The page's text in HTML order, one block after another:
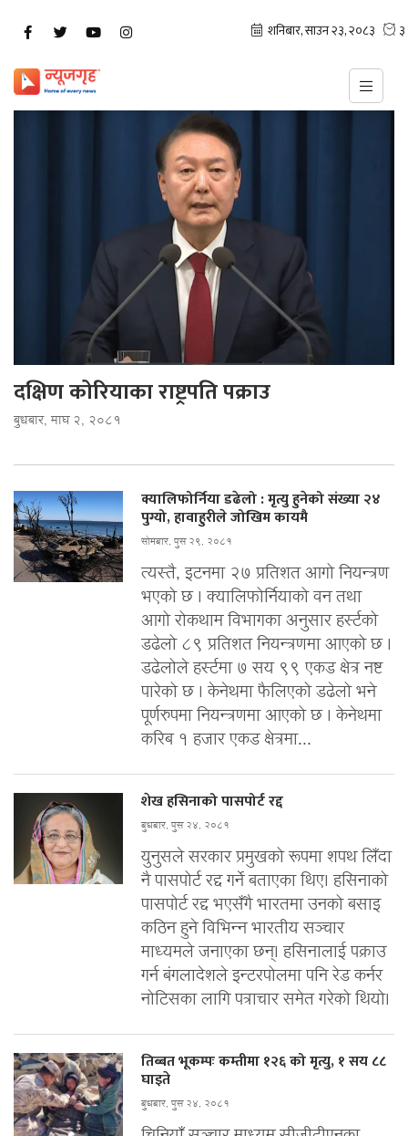
दक्षिण कोरियाका राष्ट्रपति पक्राउ
बुधबार, माघ २, २०८१
क्यालिफोर्निया डढेलो : मृत्यु हुनेको संख्या २४
पुग्यो, हावाहुरीले जोखिम कायमै
सोमबार, पुस २९, २०८१
त्यस्तै, इटनमा २७ प्रतिशत आगो नियन्त्रण
भएको छ । क्यालिफोर्नियाको वन तथा
आगो रोकथाम विभागका अनुसार हर्स्टको
डढेलो ८९ प्रतिशत नियन्त्रणमा आएको छ ।
डढेलोले हर्स्टमा ७ सय ९९ एकड क्षेत्र नष्ट
पारेको छ । केनेथमा फैलिएको डढेलो भने
पूर्णरुपमा नियन्त्रणमा आएको छ । केनेथमा
करिब १ हजार एकड क्षेत्रमा...
शेख हसिनाको पासपोर्ट रद्द
बुधबार, पुस २४, २०८१
युनुसले सरकार प्रमुखको रूपमा शपथ लिँदा
नै पासपोर्ट रद्द गर्ने बताएका थिए। हसिनाको
पासपोर्ट रद्द भएसँगै भारतमा उनको बसाइ
कठिन हुने विभिन्न भारतीय सञ्चार
माध्यमले जनाएका छन्। हसिनालाई पक्राउ
गर्न बंगलादेशले इन्टरपोलमा पनि रेड कर्नर
नोटिसका लागि पत्राचार समेत गरेको थियो।
तिब्बत भूकम्पः कम्तीमा १२६ को मृत्यु, १ सय ८८
घाइते
बुधबार, पुस २४, २०८१